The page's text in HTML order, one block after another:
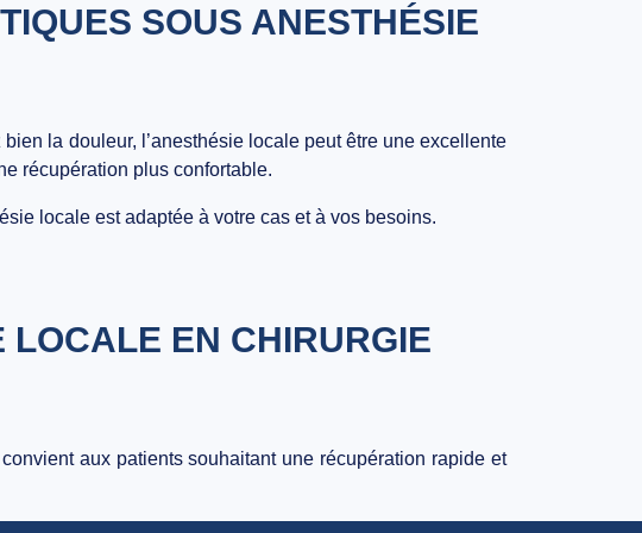
SOUS ANESTHÉSIE
la douleur, l’anesthésie locale peut être une excellente
récupération plus confortable.
locale est adaptée à votre cas et à vos besoins.
LOCALE EN CHIRURGIE
aux patients souhaitant une récupération rapide et